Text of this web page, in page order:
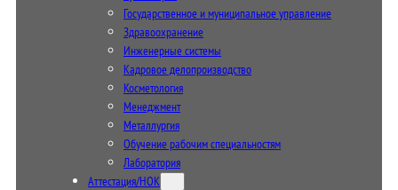
Государственное и муниципальное управление
Здравоохранение
Инженерные системы
Кадровое делопроизводство
Косметология
Менеджмент
Металлургия
Обучение рабочим специальностям
Лаборатория
Аттестация/НОК